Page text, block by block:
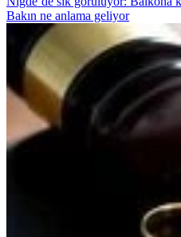
Bakın ne anlama geliyor